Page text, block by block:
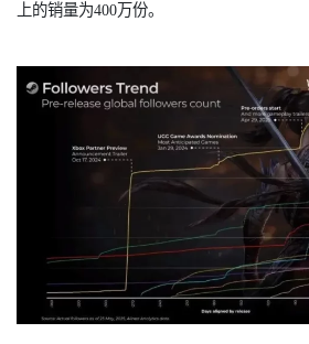
上的销量为400万份。